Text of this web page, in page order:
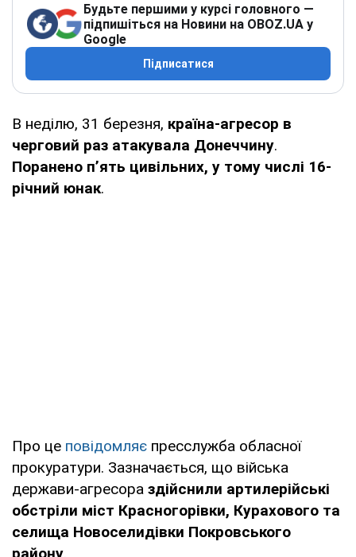
Будьте першими у курсі головного —
підпишіться на Новини на OBOZ.UA у
Google
Підписатися
В неділю, 31 березня, країна-агресор в
черговий раз атакувала Донеччину.
Поранено п’ять цивільних, у тому числі 16-
річний юнак.
Про це повідомляє пресслужба обласної
прокуратури. Зазначається, що війська
держави-агресора здійснили артилерійські
обстріли міст Красногорівки, Курахового та
селища Новоселидівки Покровського
району.